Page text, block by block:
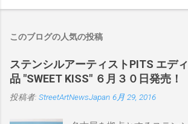
このブログの人気の投稿
ステンシルアーティストPITS エデ
品 "SWEET KISS" ６月３０日発売！
投稿者: StreetArtNewsJapan 6月 29, 2016